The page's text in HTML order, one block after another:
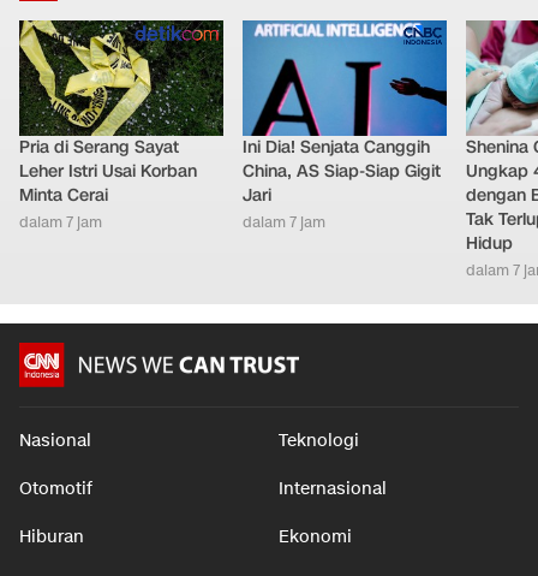
Pria di Serang Sayat
Leher Istri Usai Korban
Minta Cerai
dalam 7 jam
Ini Dia! Senjata Canggih
China, AS Siap-Siap Gigit
Jari
dalam 7 jam
Shenina
Ungkap
dengan
Tak
Hidup
dalam 7
Nasional Teknologi
Otomotif Internasional
Hiburan Ekonomi